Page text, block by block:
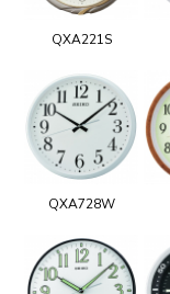
QXA221S
QXA728W